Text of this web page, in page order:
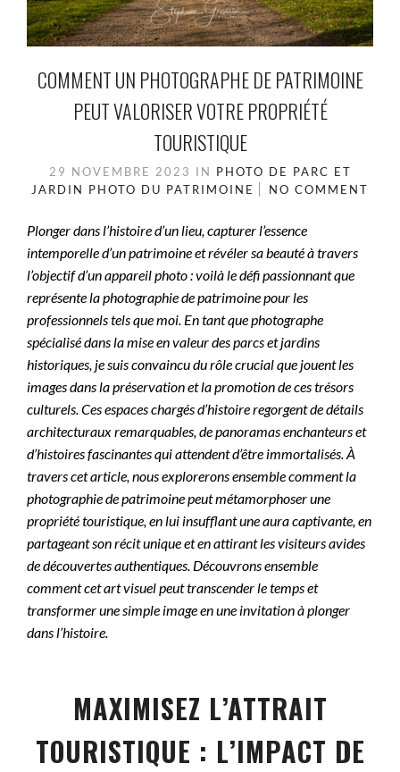
COMMENT UN PHOTOGRAPHE DE PATRIMOINE
PEUT VALORISER VOTRE PROPRIÉTÉ
TOURISTIQUE
29 NOVEMBRE 2023 IN PHOTO DE PARC ET
JARDIN PHOTO DU PATRIMOINE NO COMMENT
Plonger dans l’histoire d’un lieu, capturer l’essence
intemporelle d’un patrimoine et révéler sa beauté à travers
l’objectif d’un appareil photo : voilà le défi passionnant que
représente la photographie de patrimoine pour les
professionnels tels que moi. En tant que photographe
spécialisé dans la mise en valeur des parcs et jardins
historiques, je suis convaincu du rôle crucial que jouent les
images dans la préservation et la promotion de ces trésors
culturels. Ces espaces chargés d’histoire regorgent de détails
architecturaux remarquables, de panoramas enchanteurs et
d’histoires fascinantes qui attendent d’être immortalisés. À
travers cet article, nous explorerons ensemble comment la
photographie de patrimoine peut métamorphoser une
propriété touristique, en lui insufflant une aura captivante, en
partageant son récit unique et en attirant les visiteurs avides
de découvertes authentiques. Découvrons ensemble
comment cet art visuel peut transcender le temps et
transformer une simple image en une invitation à plonger
dans l’histoire.
MAXIMISEZ L’ATTRAIT
TOURISTIQUE : L’IMPACT DE